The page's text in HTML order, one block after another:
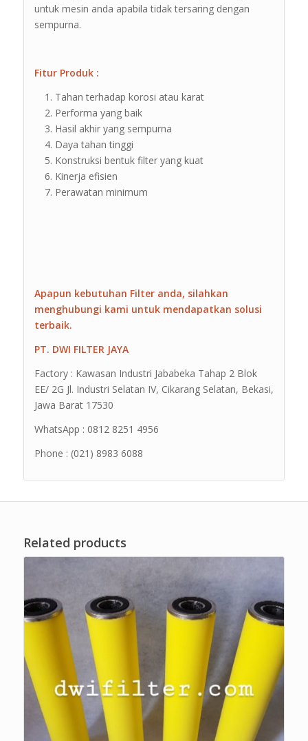
untuk mesin anda apabila tidak tersaring dengan
sempurna.
Fitur Produk :
Tahan terhadap korosi atau karat
Performa yang baik
Hasil akhir yang sempurna
Daya tahan tinggi
Konstruksi bentuk filter yang kuat
Kinerja efisien
Perawatan minimum
Apapun kebutuhan Filter anda, silahkan
menghubungi kami untuk mendapatkan solusi
terbaik.
PT. DWI FILTER JAYA
Factory : Kawasan Industri Jababeka Tahap 2 Blok
EE/ 2G Jl. Industri Selatan IV, Cikarang Selatan, Bekasi,
Jawa Barat 17530
WhatsApp : 0812 8251 4956
Phone : (021) 8983 6088
Related products